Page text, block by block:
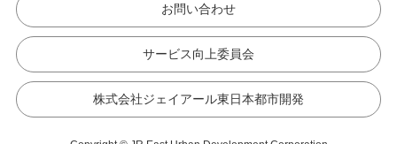
お問い合わせ
サービス向上委員会
株式会社ジェイアール東日本都市開発